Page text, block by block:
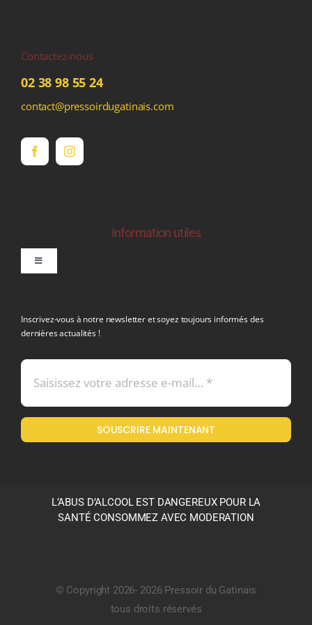
Contactez-nous
02 38 98 55 24
contact@pressoirdugatinais.com
Information utiles
Toggle
Mentions légales
Politique en matière de remboursements et de retours
Inscrivez-vous à notre newsletter et soyez toujours informés des
dernières actualités !
SOUSCRIRE MAINTENANT
L’ABUS D’ALCOOL EST DANGEREUX POUR LA
SANTÉ CONSOMMEZ AVEC MODERATION
© Copyright 2026- 2026 Pressoir du Gatinais
tous droits réservés